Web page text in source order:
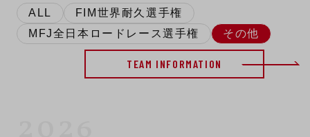
ALL
FIM世界耐久選手権
MFJ全日本ロードレース選手権
その他
TEAM INFORMATION